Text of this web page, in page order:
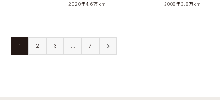
2020年4.6万km 2008年3.8万km
1 2 3 … 7